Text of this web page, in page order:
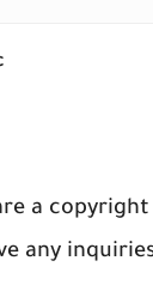
a
any